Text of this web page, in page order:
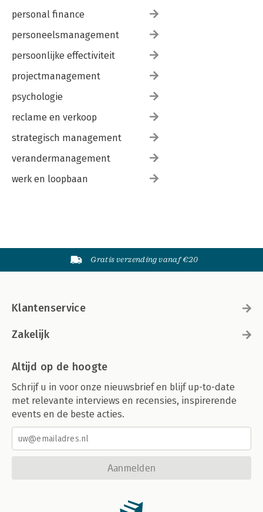
personal finance
personeelsmanagement
persoonlijke effectiviteit
projectmanagement
psychologie
reclame en verkoop
strategisch management
verandermanagement
werk en loopbaan
Gratis verzending vanaf €20
Klantenservice
Zakelijk
Altijd op de hoogte
Schrijf u in voor onze nieuwsbrief en blijf up-to-date
met relevante interviews en recensies, inspirerende
events en de beste acties.
Aanmelden